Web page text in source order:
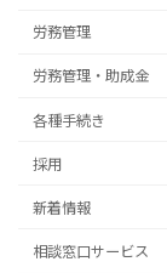
労務管理
労務管理・助成金
各種手続き
採用
新着情報
相談窓口サービス